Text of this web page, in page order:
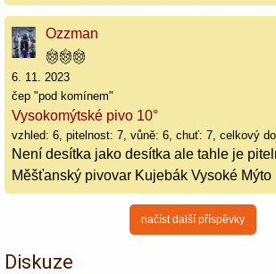
Ozzman
6. 11. 2023
čep "pod komínem"
Vysokomýtské pivo 10°
vzhled: 6, pitelnost: 7, vůně: 6, chuť: 7, celkový
Není desítka jako desítka ale tahle je
Měšťanský pivovar Kujebák Vysoké Mýto
načíst další příspěvky
Diskuze